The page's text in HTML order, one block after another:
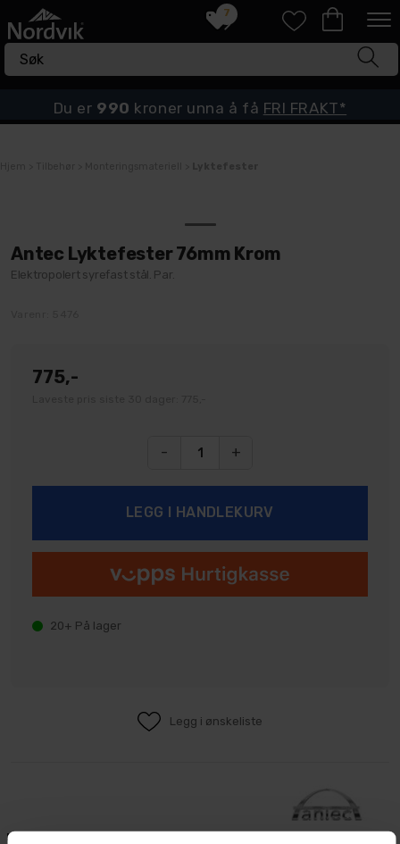
7
Du er 990 kroner unna å få FRI FRAKT*
Antec Lyktefester 76mm Krom
Elektropolert syrefast stål. Par.
775,-
- +
20+ På lager
Legg i ønskeliste
Beskrivelse